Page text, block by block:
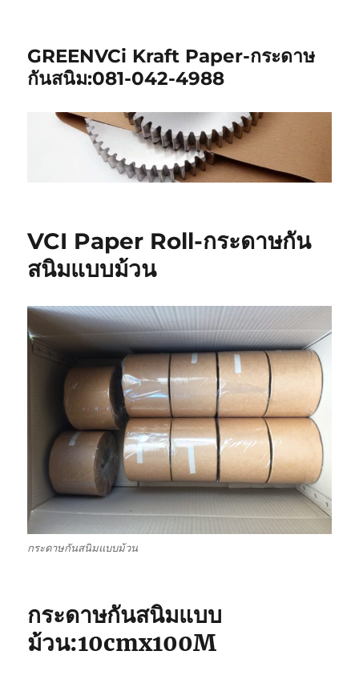
GREENVCi Kraft Paper-กระดาษ
กันสนิม:081-042-4988
VCI Paper Roll-กระดาษกัน
สนิมแบบม้วน
กระดาษกันสนิมแบบม้วน
กระดาษกันสนิมแบบ
ม้วน:10cmx100M